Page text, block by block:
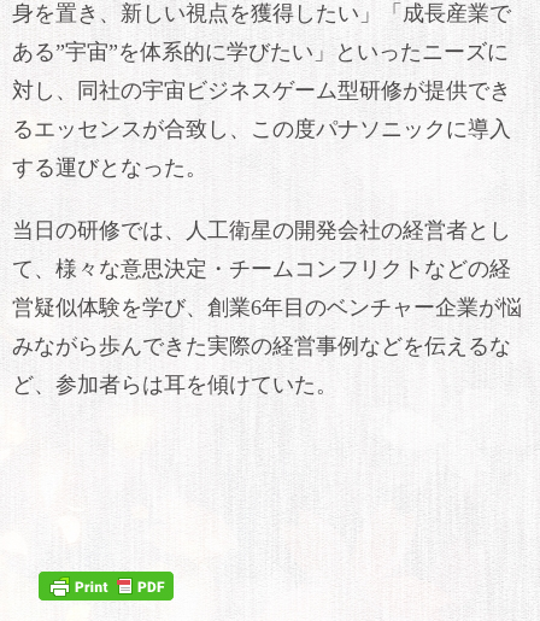
身を置き、新しい視点を獲得したい」「成長産業で
ある”宇宙”を体系的に学びたい」といったニーズに
対し、同社の宇宙ビジネスゲーム型研修が提供でき
るエッセンスが合致し、この度パナソニックに導入
する運びとなった。
当日の研修では、人工衛星の開発会社の経営者とし
て、様々な意思決定・チームコンフリクトなどの経
営疑似体験を学び、創業6年目のベンチャー企業が悩
みながら歩んできた実際の経営事例などを伝えるな
ど、参加者らは耳を傾けていた。